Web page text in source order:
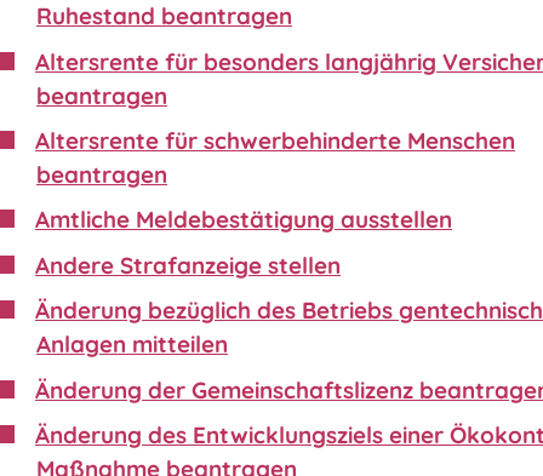
Ruhestand beantragen
Altersrente für besonders langjährig
beantragen
Altersrente für schwerbehinderte Menschen
beantragen
Amtliche Meldebestätigung ausstellen
Andere Strafanzeige stellen
Änderung bezüglich des Betriebs
Anlagen mitteilen
Änderung der Gemeinschaftslizenz
Änderung des Entwicklungsziels einer
Maßnahme beantragen